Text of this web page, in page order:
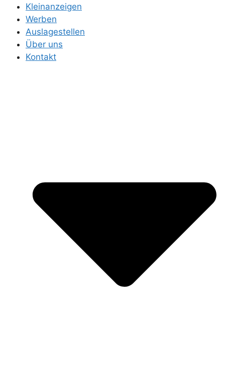
Kleinanzeigen
Werben
Auslagestellen
Über uns
Kontakt